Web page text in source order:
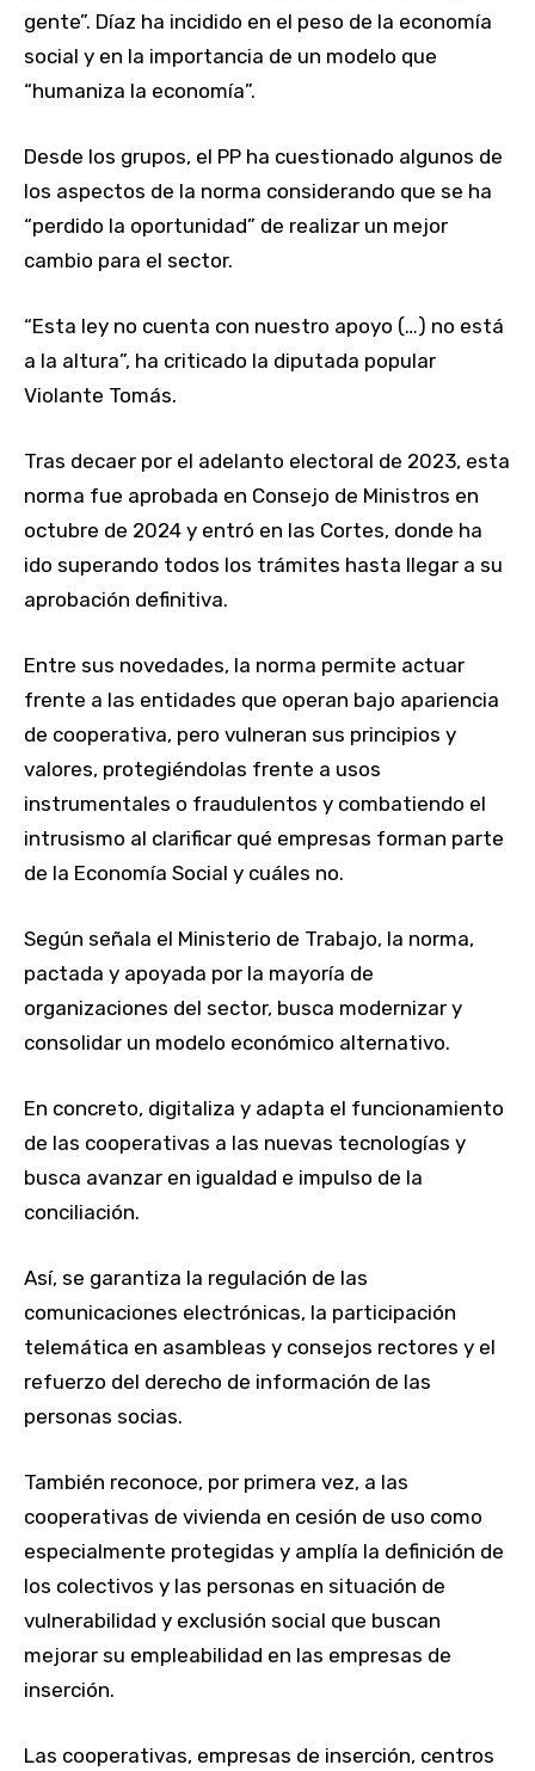
gente”. Díaz ha incidido en el peso de la economía
social y en la importancia de un modelo que
“humaniza la economía”.
Desde los grupos, el PP ha cuestionado algunos de
los aspectos de la norma considerando que se ha
“perdido la oportunidad” de realizar un mejor
cambio para el sector.
“Esta ley no cuenta con nuestro apoyo (…) no está
a la altura”, ha criticado la diputada popular
Violante Tomás.
Tras decaer por el adelanto electoral de 2023, esta
norma fue aprobada en Consejo de Ministros en
octubre de 2024 y entró en las Cortes, donde ha
ido superando todos los trámites hasta llegar a su
aprobación definitiva.
Entre sus novedades, la norma permite actuar
frente a las entidades que operan bajo apariencia
de cooperativa, pero vulneran sus principios y
valores, protegiéndolas frente a usos
instrumentales o fraudulentos y combatiendo el
intrusismo al clarificar qué empresas forman parte
de la Economía Social y cuáles no.
Según señala el Ministerio de Trabajo, la norma,
pactada y apoyada por la mayoría de
organizaciones del sector, busca modernizar y
consolidar un modelo económico alternativo.
En concreto, digitaliza y adapta el funcionamiento
de las cooperativas a las nuevas tecnologías y
busca avanzar en igualdad e impulso de la
conciliación.
Así, se garantiza la regulación de las
comunicaciones electrónicas, la participación
telemática en asambleas y consejos rectores y el
refuerzo del derecho de información de las
personas socias.
También reconoce, por primera vez, a las
cooperativas de vivienda en cesión de uso como
especialmente protegidas y amplía la definición de
los colectivos y las personas en situación de
vulnerabilidad y exclusión social que buscan
mejorar su empleabilidad en las empresas de
inserción.
Las cooperativas, empresas de inserción, centros